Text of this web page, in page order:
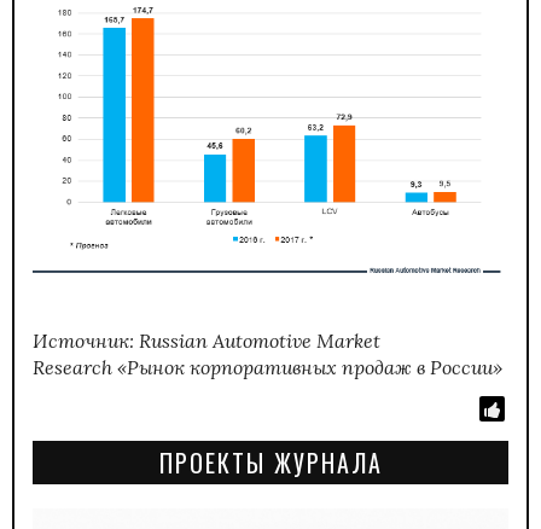
Источник: Russian Automotive Market
Research «Рынок корпоративных продаж в России»
ПРОЕКТЫ ЖУРНАЛА